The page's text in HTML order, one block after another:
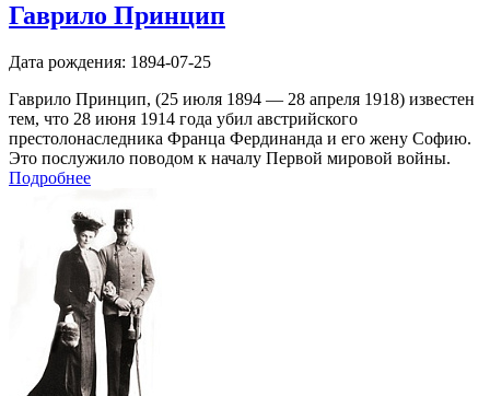
Гаврило Принцип
Дата рождения: 1894-07-25
Гаврило Принцип, (25 июля 1894 — 28 апреля 1918) известен
тем, что 28 июня 1914 года убил австрийского
престолонаследника Франца Фердинанда и его жену Софию.
Это послужило поводом к началу Первой мировой войны.
Подробнее